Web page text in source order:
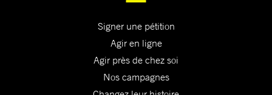
Signer une pétition
Agir en ligne
Agir près de chez soi
Nos campagnes